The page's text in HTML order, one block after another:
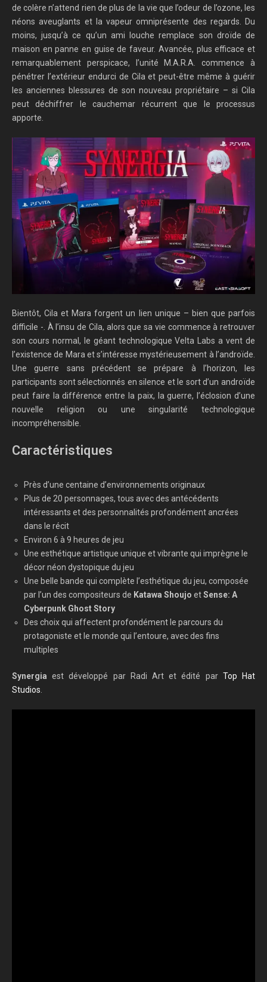
de colère n’attend rien de plus de la vie que l’odeur de l’ozone, les
néons aveuglants et la vapeur omniprésente des regards. Du
moins, jusqu’à ce qu’un ami louche remplace son droïde de
maison en panne en guise de faveur. Avancée, plus efficace et
remarquablement perspicace, l’unité M.A.R.A. commence à
pénétrer l’extérieur endurci de Cila et peut-être même à guérir
les anciennes blessures de son nouveau propriétaire – si Cila
peut déchiffrer le cauchemar récurrent que le processus
apporte.
Bientôt, Cila et Mara forgent un lien unique – bien que parfois
difficile -. À l’insu de Cila, alors que sa vie commence à retrouver
son cours normal, le géant technologique Velta Labs a vent de
l’existence de Mara et s’intéresse mystérieusement à l’androïde.
Une guerre sans précédent se prépare à l’horizon, les
participants sont sélectionnés en silence et le sort d’un androïde
peut faire la différence entre la paix, la guerre, l’éclosion d’une
nouvelle religion ou une singularité technologique
incompréhensible.
Caractéristiques
Près d’une centaine d’environnements originaux
Plus de 20 personnages, tous avec des antécédents
intéressants et des personnalités profondément ancrées
dans le récit
Environ 6 à 9 heures de jeu
Une esthétique artistique unique et vibrante qui imprègne le
décor néon dystopique du jeu
Une belle bande qui complète l’esthétique du jeu, composée
par l’un des compositeurs de Katawa Shoujo etSense: A
Cyberpunk Ghost Story
Des choix qui affectent profondément le parcours du
protagoniste et le monde qui l’entoure, avec des fins
multiples
Synergia est développé par Radi Art et édité par Top Hat
Studios